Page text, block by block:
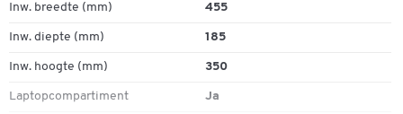
Inw. breedte (mm) 455
Inw. diepte (mm) 185
Inw. hoogte (mm) 350
Laptopcompartiment Ja